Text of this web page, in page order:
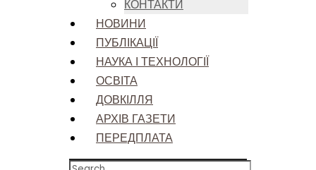
КОНТАКТИ
НОВИНИ
ПУБЛІКАЦІЇ
НАУКА І ТЕХНОЛОГІЇ
ОСВІТА
ДОВКІЛЛЯ
АРХІВ ГАЗЕТИ
ПЕРЕДПЛАТА